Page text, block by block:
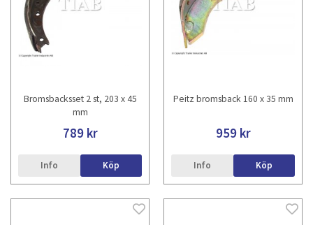
Bromsbacksset 2 st, 203 x 45
mm
789 kr
Info Köp
Peitz bromsback 160 x 35 mm
959 kr
Info Köp